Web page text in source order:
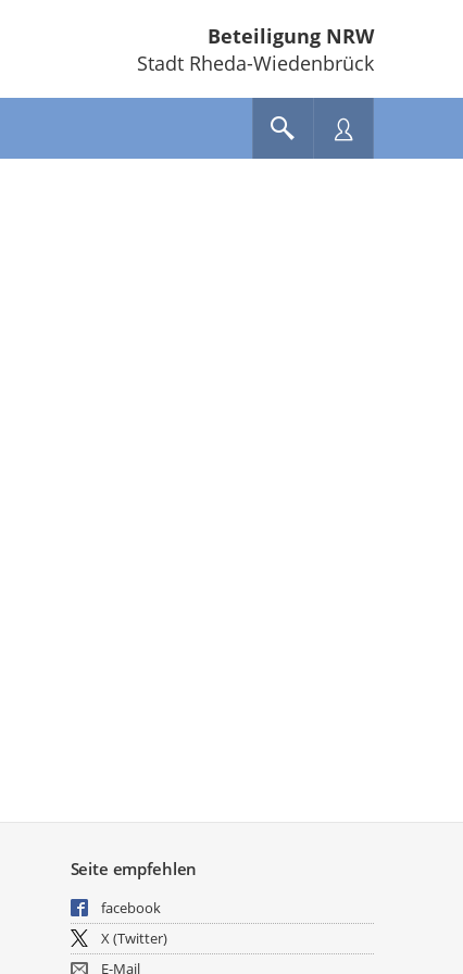
Beteiligung NRW
Stadt Rheda-Wiedenbrück
Seite empfehlen
facebook
X (Twitter)
E-Mail